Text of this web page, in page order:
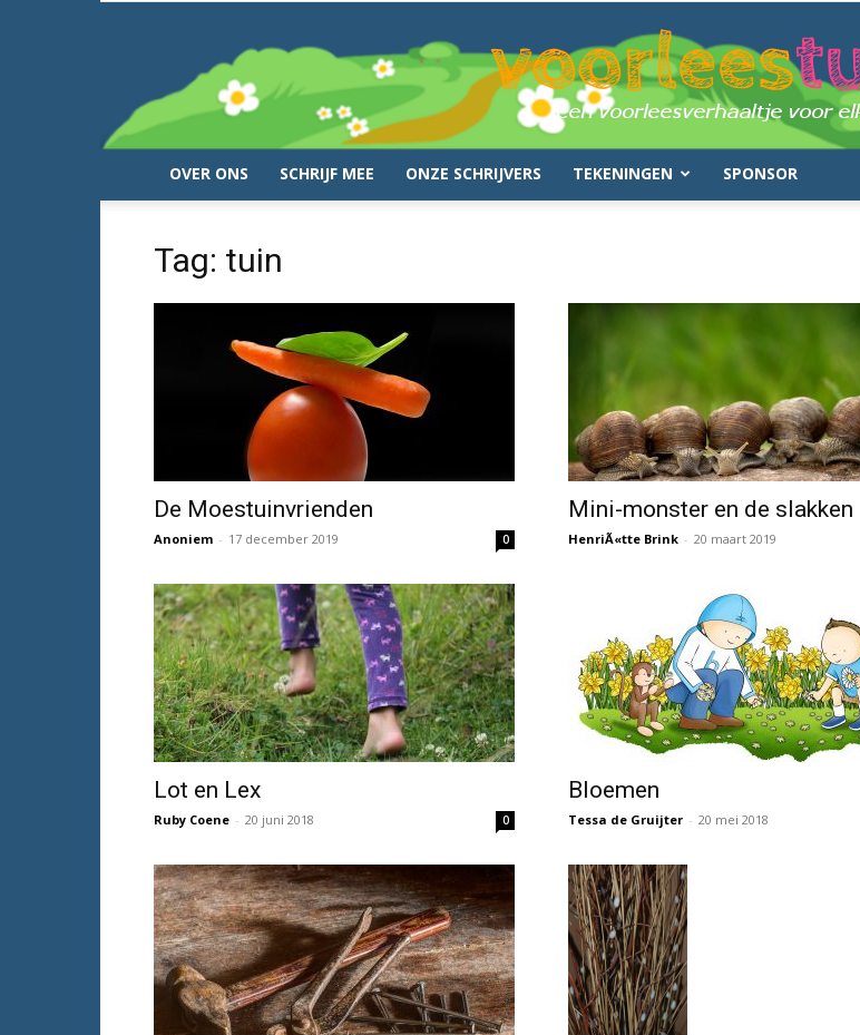
voorleestuin.be
OVER ONS SCHRIJF MEE ONZE SCHRIJVERS TEKENINGEN SPONSOR
Tag: tuin
De Moestuinvrienden
Anoniem - 17 december 2019 0
Mini-monster en de slakken
HenriÃ«tte Brink - 20 maart 2019
Lot en Lex
Ruby Coene - 20 juni 2018 0
Bloemen
Tessa de Gruijter - 20 mei 2018